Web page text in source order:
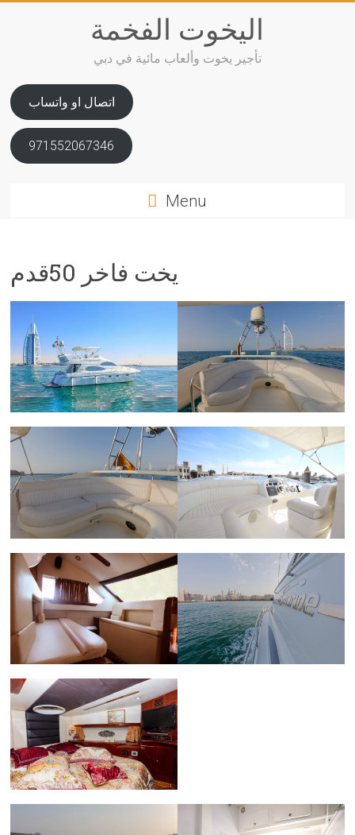
اليخوت الفخمة
تأجير يخوت وألعاب مائية في دبي
اتصال او واتساب
971552067346
Menu
يخت فاخر 50قدم